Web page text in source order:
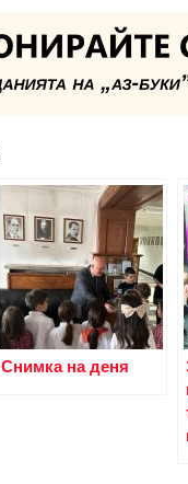
Снимка на деня